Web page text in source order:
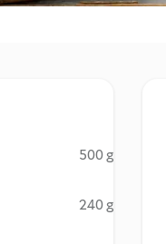
500 g
240 g